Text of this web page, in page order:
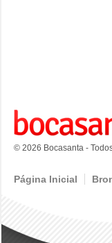
© 2026 Bocasanta -
Página Inicial